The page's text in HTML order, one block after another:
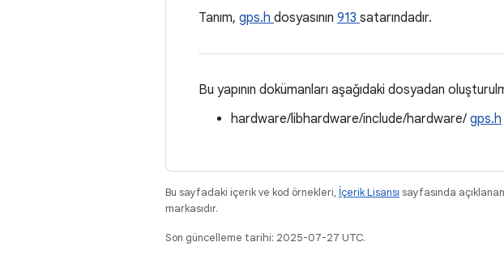
Tanım, gps.h dosyasının 913 satarındadır.
Bu yapının dokümanları aşağıdaki dosyadan
hardware/libhardware/include/hardware/ gps.h
Bu sayfadaki içerik ve kod örnekleri, İçerik Lisansı sayfasında
markasıdır.
Son güncelleme tarihi: 2025-07-27 UTC.